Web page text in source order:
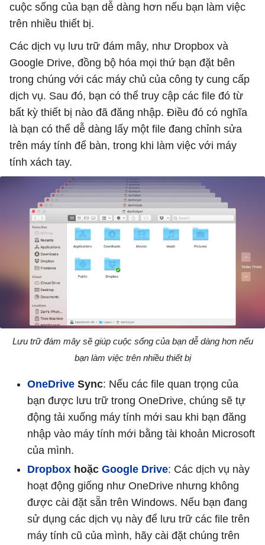
cuộc sống của bạn dễ dàng hơn nếu bạn làm việc
trên nhiều thiết bị.
Các dịch vụ lưu trữ đám mây, như Dropbox và
Google Drive, đồng bộ hóa mọi thứ bạn đặt bên
trong chúng với các máy chủ của công ty cung cấp
dịch vụ. Sau đó, bạn có thể truy cập các file đó từ
bất kỳ thiết bị nào đã đăng nhập. Điều đó có nghĩa
là bạn có thể dễ dàng lấy một file đang chỉnh sửa
trên máy tính để bàn, trong khi làm việc với máy
tính xách tay.
Lưu trữ đám mây sẽ giúp cuộc sống của bạn dễ dàng hơn nếu
bạn làm việc trên nhiều thiết bị
OneDrive Sync: Nếu các file quan trọng của
bạn được lưu trữ trong OneDrive, chúng sẽ tự
động tải xuống máy tính mới sau khi bạn đăng
nhập vào máy tính mới bằng tài khoản Microsoft
của mình.
Dropbox hoặc Google Drive: Các dịch vụ này
hoạt động giống như OneDrive nhưng không
được cài đặt sẵn trên Windows. Nếu bạn đang
sử dụng các dịch vụ này để lưu trữ các file trên
máy tính cũ của mình, hãy cài đặt chúng trên